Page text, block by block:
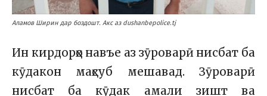
Аламов Ширин дар боздошт. Акс аз dushanbepolice.tj
Ин кирдорҳо навъе аз зӯроварӣ нисбат ба
кӯдакон маҳсуб мешавад. Зӯроварӣ
нисбат ба кӯдак амали зишт ва